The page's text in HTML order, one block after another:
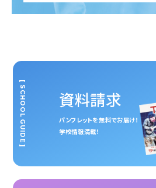
資料請求
パンフレットを無料でお届け！
学校情報満載！
[ SCHOOL GUIDE ]